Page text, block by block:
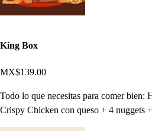
King Box
MX$139.00
Todo lo que necesitas para comer bien:
Crispy Chicken con queso + 4 nuggets